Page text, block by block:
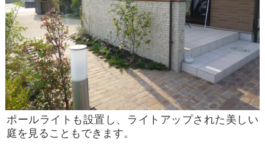
ポールライトも設置し、ライトアップされた美しい
庭を見ることもできます。